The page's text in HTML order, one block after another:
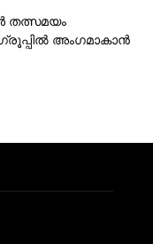
തത്സമയം
അംഗമാകാന്‍